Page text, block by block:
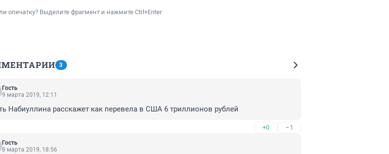
опечатку? Выделите фрагмент и нажмите Ctrl+Enter
3
Гость
9 марта 2019, 12:11
Набиуллина расскажет как перевела в США 6 триллионов рублей
+0 –1
Гость
8 марта 2019, 18:56